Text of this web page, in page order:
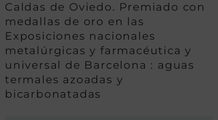
Caldas de Oviedo. Premiado con
medallas de oro en las
Exposiciones nacionales
metalúrgicas y farmacéutica y
universal de Barcelona : aguas
termales azoadas y
bicarbonatadas